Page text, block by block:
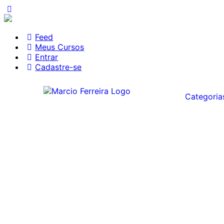
Feed
Meus Cursos
Entrar
Cadastre-se